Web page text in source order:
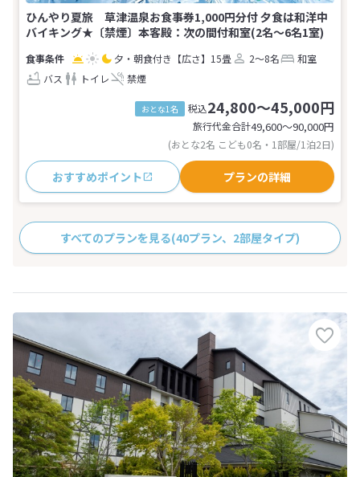
ひんやり夏旅 草津温泉お食事券1,000円分付 夕食は和洋中
バイキング★〔禁煙〕本客殿：次の間付和室(2名～6名1室)
夕・朝食付き 【広さ】15畳 2～8名
和室
バス
トイレ 禁煙
おとな1名 税込24,800～45,000円
旅行代金合計49,600〜90,000円
(おとな2名 こども0名・1部屋/1泊2日)
おすすめポイント プランの詳細
すべてのプランを見る(40プラン、2部屋タイプ)